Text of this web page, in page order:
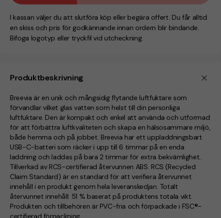
Produktbeskrivning
Breevia är en unik och mångsidig flytande luftfuktare som
förvandlar vilket glas vatten som helst till din personliga
luftfuktare. Den är kompakt och enkel att använda och utformad
för att förbättra luftkvaliteten och skapa en hälsosammare miljö,
både hemma och på jobbet. Breevia har ett uppladdningsbart
USB-C-batteri som räcker i upp till 6 timmar på en enda
laddning och laddas på bara 2 timmar för extra bekvämlighet..
Tillverkad av RCS-certifierad återvunnen ABS. RCS (Recycled
Claim Standard) är en standard för att verifiera återvunnet
innehåll i en produkt genom hela leveranskedjan. Totalt
återvunnet innehåll: 51 % baserat på produktens totala vikt.
Produkten och tillbehören är PVC-fria och förpackade i FSC®-
certifierad förpackning.
I kassan väljer du att slutföra köp eller begära offert. Du får alltid
en skiss och pris för godkännande innan ordern blir bindande.
Bifoga logotyp eller tryckfil vid utcheckning.